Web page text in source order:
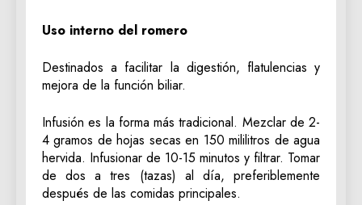
Uso interno del romero
Destinados a facilitar la digestión, flatulencias y
mejora de la función biliar.
Infusión es la forma más tradicional. Mezclar de 2-
4 gramos de hojas secas en 150 mililitros de agua
hervida. Infusionar de 10-15 minutos y filtrar. Tomar
de dos a tres (tazas) al día, preferiblemente
después de las comidas principales.